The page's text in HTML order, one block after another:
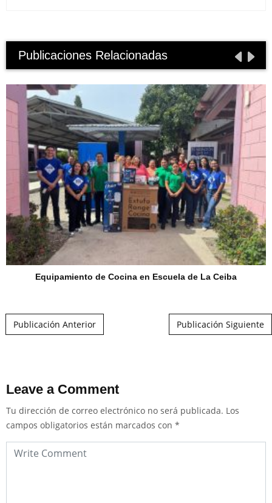
Publicaciones Relacionadas
Equipamiento de Cocina en Escuela de La Ceiba
Publicación Anterior Publicación Siguiente
Leave a Comment
Tu dirección de correo electrónico no será publicada. Los
campos obligatorios están marcados con *